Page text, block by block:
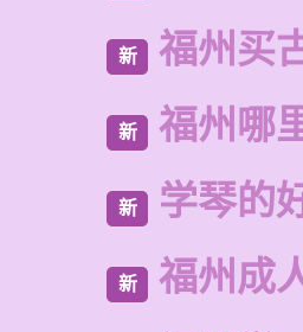
新 福州买
新 福州哪
新 学琴的
新 福州成